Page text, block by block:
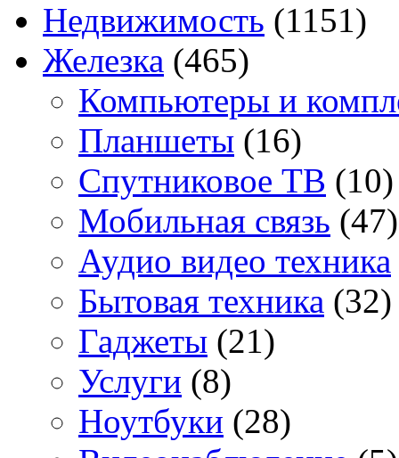
Недвижимость (1151)
Железка (465)
Компьютеры и
Планшеты (16)
Спутниковое ТВ (10)
Мобильная связь (47)
Аудио видео техника
Бытовая техника (32)
Гаджеты (21)
Услуги (8)
Ноутбуки (28)